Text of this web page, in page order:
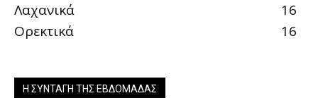
Λαχανικά
16
Ορεκτικά
16
Η ΣΥΝΤΑΓΉ ΤΗΣ ΕΒΔΟΜΆΔΑΣ